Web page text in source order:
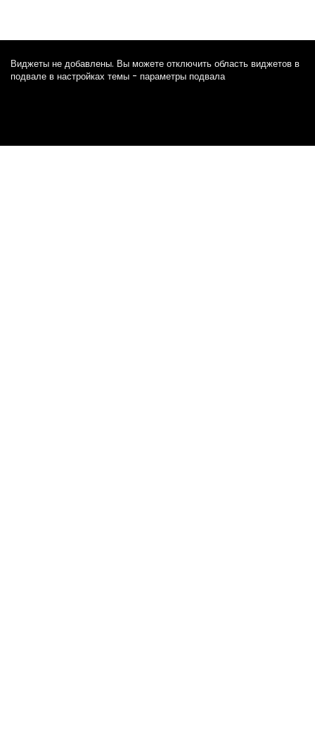
Виджеты не добавлены. Вы можете отключить область виджетов в
подвале в настройках темы - параметры подвала